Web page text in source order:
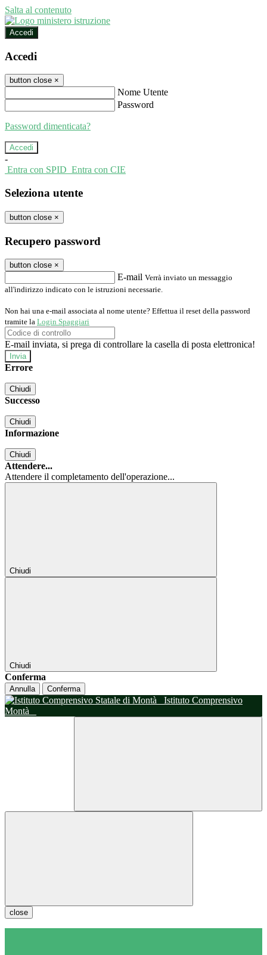
Salta al contenuto
Accedi
Accedi
button close ×
Nome Utente
Password
Password dimenticata?
-
Entra con SPID Entra con CIE
Seleziona utente
button close ×
Recupero password
button close ×
E-mail Verrà inviato un messaggio
all'indirizzo indicato con le istruzioni necessarie.
Non hai una e-mail associata al nome utente? Effettua il reset della password
tramite la Login Spaggiari
E-mail inviata, si prega di controllare la casella di posta elettronica!
Errore
Chiudi
Successo
Chiudi
Informazione
Chiudi
Attendere...
Attendere il completamento dell'operazione...
Chiudi
Chiudi
Conferma
Annulla Conferma
Istituto Comprensivo
Montà
close